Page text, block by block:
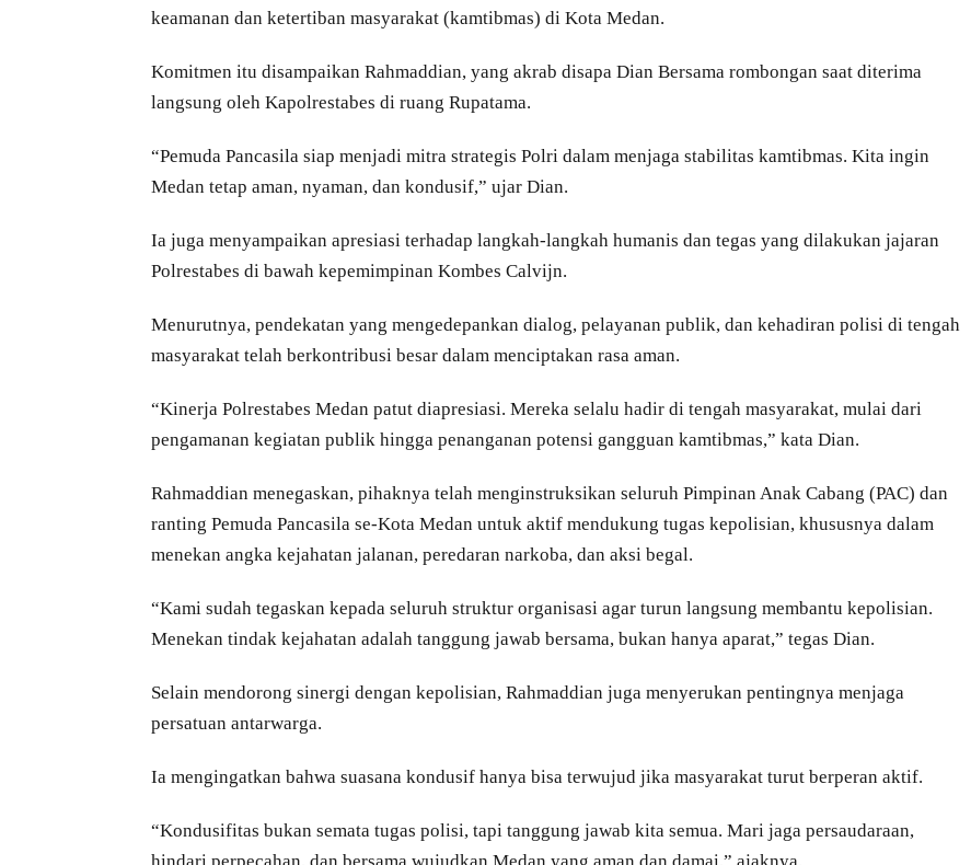
keamanan dan ketertiban masyarakat (kamtibmas) di Kota Medan.
Komitmen itu disampaikan Rahmaddian, yang akrab disapa Dian Bersama rombongan saat diterima
langsung oleh Kapolrestabes di ruang Rupatama.
“Pemuda Pancasila siap menjadi mitra strategis Polri dalam menjaga stabilitas kamtibmas. Kita ingin
Medan tetap aman, nyaman, dan kondusif,” ujar Dian.
Ia juga menyampaikan apresiasi terhadap langkah-langkah humanis dan tegas yang dilakukan jajaran
Polrestabes di bawah kepemimpinan Kombes Calvijn.
Menurutnya, pendekatan yang mengedepankan dialog, pelayanan publik, dan kehadiran polisi di tengah
masyarakat telah berkontribusi besar dalam menciptakan rasa aman.
“Kinerja Polrestabes Medan patut diapresiasi. Mereka selalu hadir di tengah masyarakat, mulai dari
pengamanan kegiatan publik hingga penanganan potensi gangguan kamtibmas,” kata Dian.
Rahmaddian menegaskan, pihaknya telah menginstruksikan seluruh Pimpinan Anak Cabang (PAC) dan
ranting Pemuda Pancasila se-Kota Medan untuk aktif mendukung tugas kepolisian, khususnya dalam
menekan angka kejahatan jalanan, peredaran narkoba, dan aksi begal.
“Kami sudah tegaskan kepada seluruh struktur organisasi agar turun langsung membantu kepolisian.
Menekan tindak kejahatan adalah tanggung jawab bersama, bukan hanya aparat,” tegas Dian.
Selain mendorong sinergi dengan kepolisian, Rahmaddian juga menyerukan pentingnya menjaga
persatuan antarwarga.
Ia mengingatkan bahwa suasana kondusif hanya bisa terwujud jika masyarakat turut berperan aktif.
“Kondusifitas bukan semata tugas polisi, tapi tanggung jawab kita semua. Mari jaga persaudaraan,